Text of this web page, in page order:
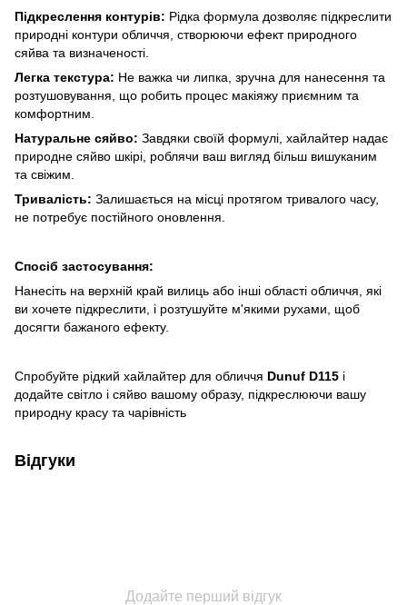
Підкреслення контурів: Рідка формула дозволяє підкреслити
природні контури обличчя, створюючи ефект природного
сяйва та визначеності.
Легка текстура: Не важка чи липка, зручна для нанесення та
розтушовування, що робить процес макіяжу приємним та
комфортним.
Натуральне сяйво: Завдяки своїй формулі, хайлайтер надає
природне сяйво шкірі, роблячи ваш вигляд більш вишуканим
та свіжим.
Тривалість: Залишається на місці протягом тривалого часу,
не потребує постійного оновлення.
Спосіб застосування:
Нанесіть на верхній край вилиць або інші області обличчя, які
ви хочете підкреслити, і розтушуйте м'якими рухами, щоб
досягти бажаного ефекту.
Спробуйте рідкий хайлайтер для обличчя Dunuf D115 і
додайте світло і сяйво вашому образу, підкреслюючи вашу
природну красу та чарівність
Відгуки
Додайте перший відгук